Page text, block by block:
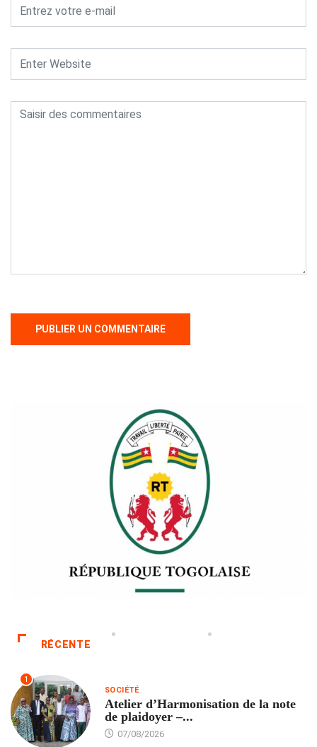
RÉCENTE
1
SOCIÉTÉ
Atelier d’Harmonisation de la note
de plaidoyer –...
07/08/2026